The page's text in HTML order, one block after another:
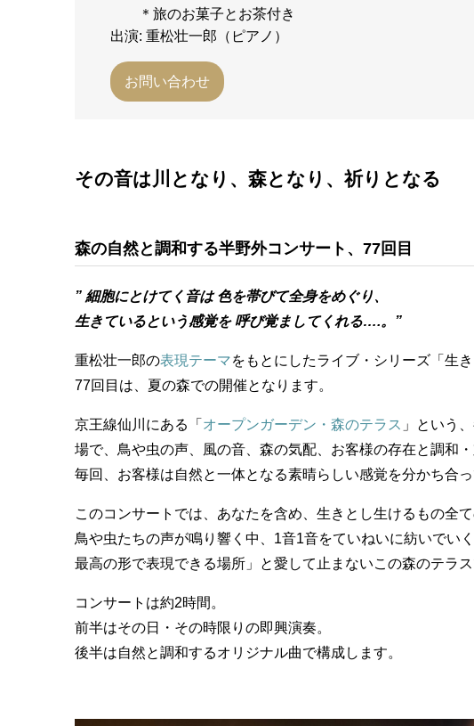
＊旅のお菓子とお茶付き
出演: 重松壮一郎（ピアノ）
お問い合わせ
その音は川となり、森となり、祈りとなる
森の自然と調和する半野外コンサート、77回目
” 細胞にとけてく音は 色を帯びて全身をめぐり、
生きているという感覚を 呼び覚ましてくれる….。”
重松壮一郎の表現テーマをもとにしたライブ・シリーズ「生
77回目は、夏の森での開催となります。
京王線仙川にある「 オープンガーデン・森のテラス 」という
場で、鳥や虫の声、風の音、森の気配、お客様の存在と調和
毎回、お客様は自然と一体となる素晴らしい感覚を分かち合っ
このコンサートでは、あなたを含め、生きとし生けるもの全
鳥や虫たちの声が鳴り響く中、1音1音をていねいに紡いでい
最高の形で表現できる場所」と愛して止まないこの森のテラ
コンサートは約2時間。
前半はその日・その時限りの即興演奏。
後半は自然と調和するオリジナル曲で構成します。